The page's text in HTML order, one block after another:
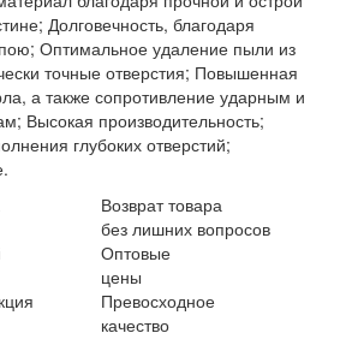
Долговечность, благодаря
Оптимальное удаление пыли из
точные отверстия; Повышенная
а также сопротивление ударным и
Высокая производительность;
глубоких отверстий;
Возврат товара
без лишних вопросов
Оптовые
цены
Превосходное
качество